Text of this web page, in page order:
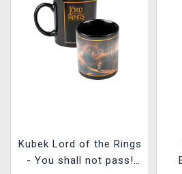
Kubek Lord of the Rings
- You shall not pass!